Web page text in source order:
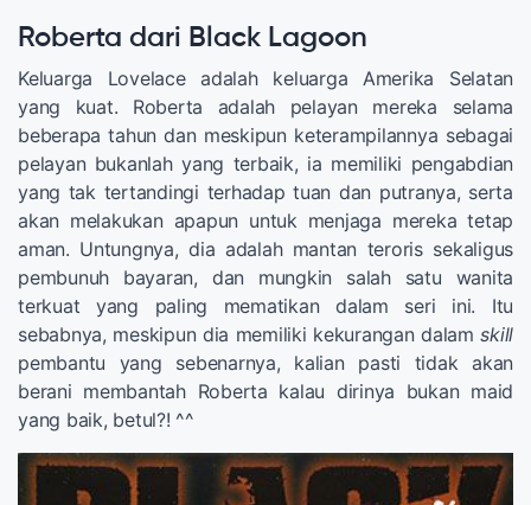
Roberta dari Black Lagoon
Keluarga Lovelace adalah keluarga Amerika Selatan
yang kuat. Roberta adalah pelayan mereka selama
beberapa tahun dan meskipun keterampilannya sebagai
pelayan bukanlah yang terbaik, ia memiliki pengabdian
yang tak tertandingi terhadap tuan dan putranya, serta
akan melakukan apapun untuk menjaga mereka tetap
aman. Untungnya, dia adalah mantan teroris sekaligus
pembunuh bayaran, dan mungkin salah satu wanita
terkuat yang paling mematikan dalam seri ini. Itu
sebabnya, meskipun dia memiliki kekurangan dalamskill
pembantu yang sebenarnya, kalian pasti tidak akan
berani membantah Roberta kalau dirinya bukan maid
yang baik, betul?! ^^